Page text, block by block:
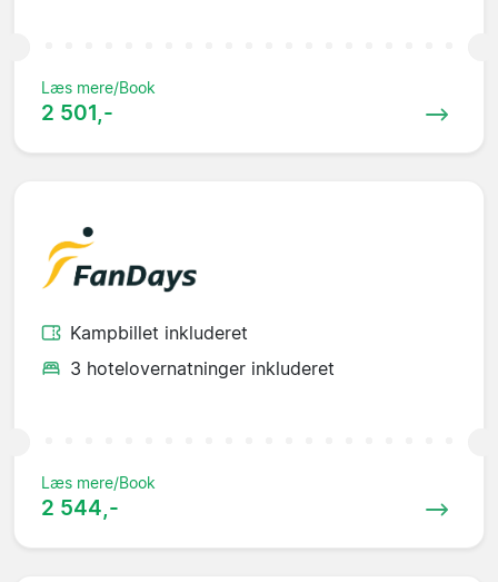
Læs mere/Book
2 501,-
Kampbillet inkluderet
3 hotelovernatninger inkluderet
Læs mere/Book
2 544,-